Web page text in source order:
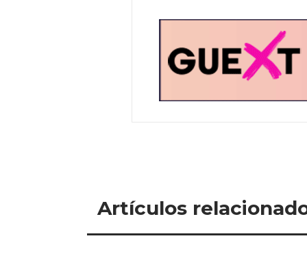
Artículos